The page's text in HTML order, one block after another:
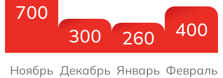
700
Ноябрь
300
Декабрь
260
Январь
400
Февраль